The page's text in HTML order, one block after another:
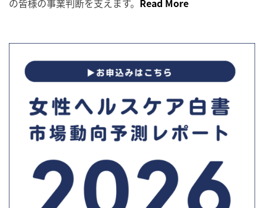
の皆様の事業判断を支えます。 Read More